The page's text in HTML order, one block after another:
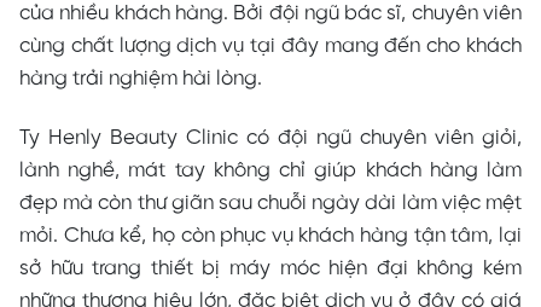
của nhiều khách hàng. Bởi đội ngũ bác sĩ, chuyên viên
cùng chất lượng dịch vụ tại đây mang đến cho khách
hàng trải nghiệm hài lòng.
Ty Henly Beauty Clinic có đội ngũ chuyên viên giỏi,
lành nghề, mát tay không chỉ giúp khách hàng làm
đẹp mà còn thư giãn sau chuỗi ngày dài làm việc mệt
mỏi. Chưa kể, họ còn phục vụ khách hàng tận tâm, lại
sở hữu trang thiết bị máy móc hiện đại không kém
những thương hiệu lớn, đặc biệt dịch vụ ở đây có giá